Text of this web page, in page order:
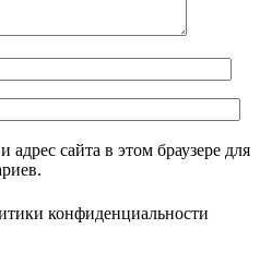
сайта в этом браузере для
конфиденциальности